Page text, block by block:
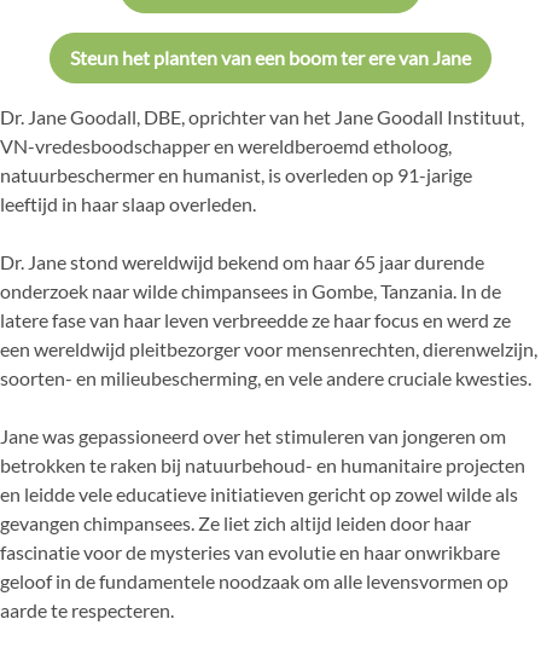
Steun het planten van een boom ter ere van Jane
Dr. Jane Goodall, DBE, oprichter van het Jane Goodall Instituut,
VN-vredesboodschapper en wereldberoemd etholoog,
natuurbeschermer en humanist, is overleden op 91-jarige
leeftijd in haar slaap overleden.
Dr. Jane stond wereldwijd bekend om haar 65 jaar durende
onderzoek naar wilde chimpansees in Gombe, Tanzania. In de
latere fase van haar leven verbreedde ze haar focus en werd ze
een wereldwijd pleitbezorger voor mensenrechten, dierenwelzijn,
soorten- en milieubescherming, en vele andere cruciale kwesties.
Jane was gepassioneerd over het stimuleren van jongeren om
betrokken te raken bij natuurbehoud- en humanitaire projecten
en leidde vele educatieve initiatieven gericht op zowel wilde als
gevangen chimpansees. Ze liet zich altijd leiden door haar
fascinatie voor de mysteries van evolutie en haar onwrikbare
geloof in de fundamentele noodzaak om alle levensvormen op
aarde te respecteren.